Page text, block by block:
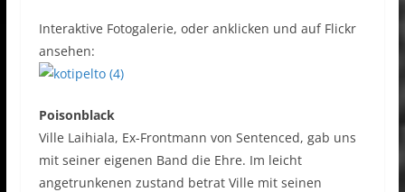
Interaktive Fotogalerie, oder anklicken und auf Flickr
ansehen:
Poisonblack
Ville Laihiala, Ex-Frontmann von Sentenced, gab uns
mit seiner eigenen Band die Ehre. Im leicht
angetrunkenen zustand betrat Ville mit seinen